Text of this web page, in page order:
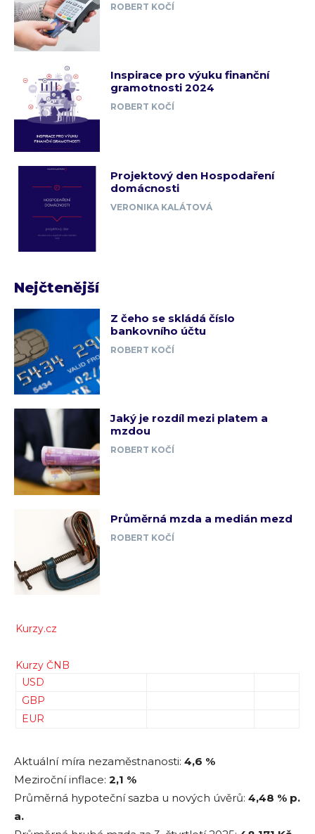
ROBERT KOČÍ
Inspirace pro výuku finanční
gramotnosti 2024
ROBERT KOČÍ
Projektový den Hospodaření
domácnosti
VERONIKA KALÁTOVÁ
Nejčtenější
Z čeho se skládá číslo
bankovního účtu
ROBERT KOČÍ
Jaký je rozdíl mezi platem a
mzdou
ROBERT KOČÍ
Průměrná mzda a medián mezd
ROBERT KOČÍ
Kurzy.cz
Kurzy ČNB
USD
GBP
EUR
Aktuální míra nezaměstnanosti: 4,6 %
Meziroční inflace: 2,1 %
Průměrná hypoteční sazba u nových úvěrů: 4,48 % p.
a.